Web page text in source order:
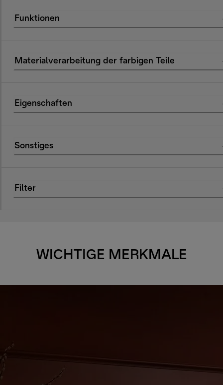
Funktionen
Materialverarbeitung der farbigen Teile
Eigenschaften
Sonstiges
Filter
WICHTIGE MERKMALE